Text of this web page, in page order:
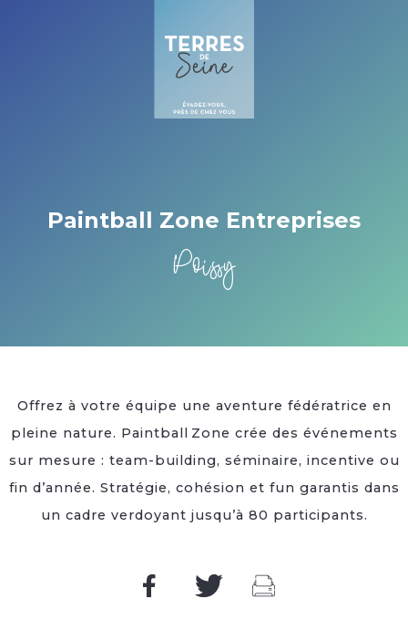
Paintball Zone Entreprises
Poissy
Offrez à votre équipe une aventure fédératrice en
pleine nature. Paintball Zone crée des événements
sur mesure : team-building, séminaire, incentive ou
fin d’année. Stratégie, cohésion et fun garantis dans
un cadre verdoyant jusqu’à 80 participants.